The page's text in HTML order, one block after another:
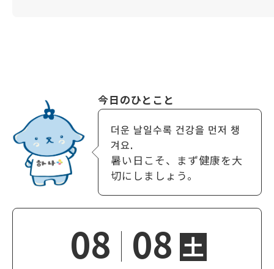
今日のひとこと
더운 날일수록 건강을 먼저 챙
겨요.
暑い日こそ、まず健康を大
切にしましょう。
08 08 土